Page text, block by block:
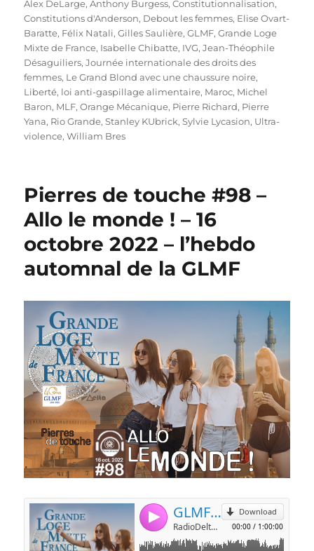
Alex DeLarge,Anthony Burgess,Constitutionnalisation,
Constitutions d'Anderson, Debout les femmes, Elise Ovart-
Baratte, Félix Natali,Gilles Saulière,GLMF,Grande Loge
Mixte de France, Isabelle Chibatte, IVG,Jean-Théophile
Désaguiliers,Journée internationale des droits des
femmes, Le Grand Blond avec une chaussure noire,
Liberté, loi anti-gaspillage alimentaire, Maroc, Michel
Baron, MLF,Orange Mécanique, Pierre Richard, Pierre
Yana, Rio Grande,Stanley KUbrick,Sylvie Lycasion, Ultra-
violence,William Bres
Pierres de touche #98 –
Allo le monde ! – 16
octobre 2022 – l’hebdo
automnal de la GLMF